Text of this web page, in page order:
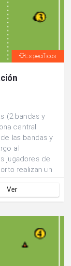
Específicos
(2 bandas y
central
las bandas y
al
jugadores de
realizan un
Ver